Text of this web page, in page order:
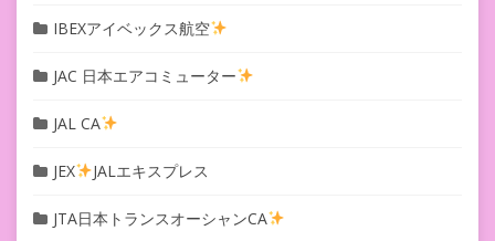
IBEXアイベックス航空
JAC 日本エアコミューター
JAL CA
JEX JALエキスプレス
JTA日本トランスオーシャンCA